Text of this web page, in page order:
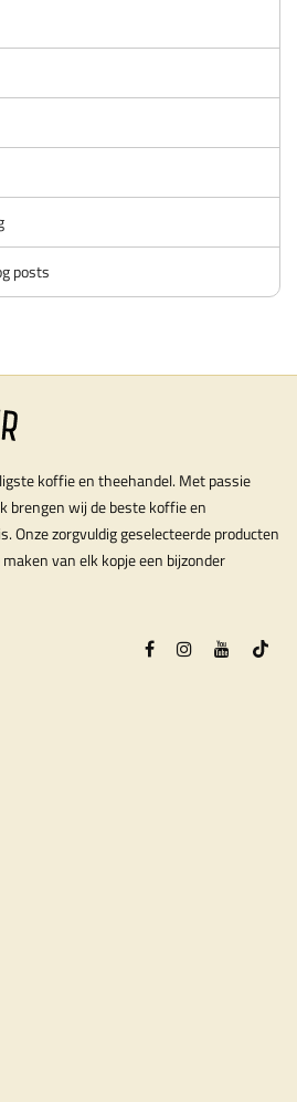
posts
koffie en theehandel. Met passie
brengen wij de beste koffie en
Onze zorgvuldig geselecteerde producten
van elk kopje een bijzonder